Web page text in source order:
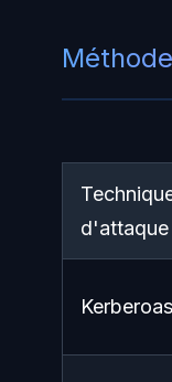
d'attaque